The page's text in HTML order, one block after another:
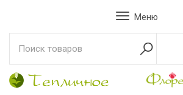
Меню